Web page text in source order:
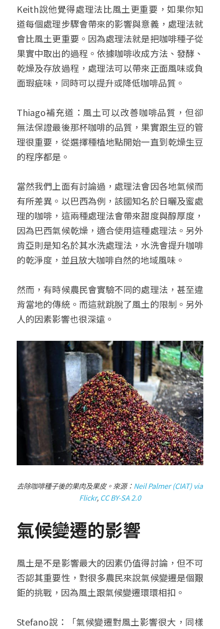
Keith說他覺得處理法比風土更重要，如果你知
道每個處理步驟會帶來的影響與意義，處理法就
會比風土更重要。因為處理法就是把咖啡種子從
果實中取出的過程。依據咖啡收成方法、發酵、
乾燥及存放過程，處理法可以帶來正面風味或負
面瑕疵味，同時可以提升或降低咖啡品質。
Thiago補充道：風土可以改善咖啡品質，但卻
無法保證最後那杯咖啡的品質，果實跟生豆的管
理很重要，從選擇種植地點開始一直到乾燥生豆
的程序都是。
當然我們上面有討論過，處理法會因各地氣候而
有所差異。以巴西為例，該國知名於日曬及蜜處
理的咖啡，這兩種處理法會帶來甜度與醇厚度，
因為巴西氣候乾燥，適合使用這種處理法。另外
肯亞則是知名於其水洗處理法，水洗會提升咖啡
的乾淨度，並且放大咖啡自然的地域風味。
然而，有時候農民會實驗不同的處理法，甚至違
背當地的傳統。而這就跳脫了風土的限制。另外
人的因素影響也很深遠。
去除咖啡種子後的果肉及果皮。來源：Neil Palmer (CIAT) via
Flickr, CC BY-SA 2.0
氣候變遷的影響
風土是不是影響最大的因素仍值得討論，但不可
否認其重要性，對很多農民來說氣候變遷是個艱
鉅的挑戰，因為風土跟氣候變遷環環相扣。
Stefano說：「氣候變遷對風土影響很大，同樣